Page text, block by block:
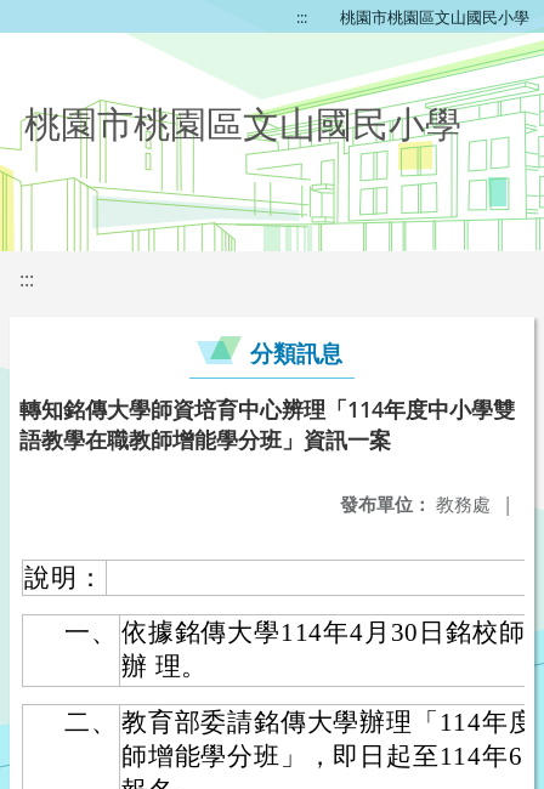
::: 桃園市桃園區文山國民小學
桃園市桃園區文山國民小學
:::
分類訊息
轉知銘傳大學師資培育中心辨理「114年度中小學雙
語教學在職教師增能學分班」資訊一案
發布單位： 教務處 |
說明：
一、
依據銘傳大學114年4月30日銘校師
辦 理。
二、
教育部委請銘傳大學辦理「114年
師增能學分班」，即日起至114年6